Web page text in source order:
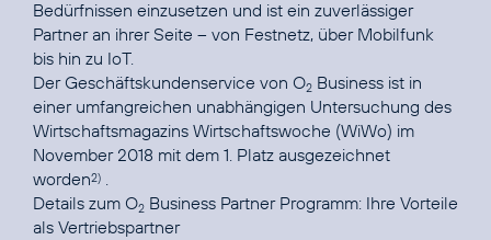
Bedürfnissen einzusetzen und ist ein zuverlässiger
Partner an ihrer Seite – von Festnetz, über Mobilfunk
bis hin zu IoT.
Der Geschäftskundenservice von O2 Business ist in
einer umfangreichen unabhängigen Untersuchung des
Wirtschaftsmagazins Wirtschaftswoche (WiWo) im
November 2018 mit dem 1. Platz ausgezeichnet
worden2) .
Details zum O2 Business Partner Programm: Ihre Vorteile
als Vertriebspartner